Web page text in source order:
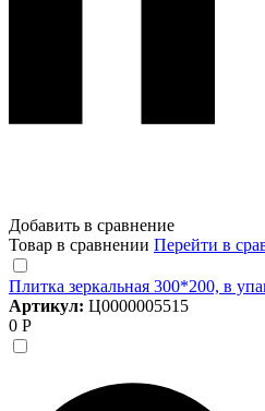
Добавить в сравнение
Товар в сравнении Перейти в
Плитка зеркальная 300*200, в
Артикул: Ц0000005515
0 Р